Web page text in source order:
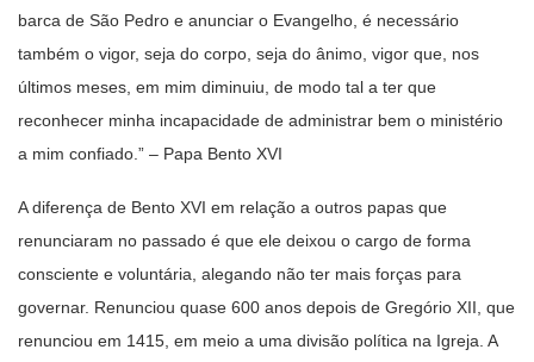
barca de São Pedro e anunciar o Evangelho, é necessário
também o vigor, seja do corpo, seja do ânimo, vigor que, nos
últimos meses, em mim diminuiu, de modo tal a ter que
reconhecer minha incapacidade de administrar bem o ministério
a mim confiado.” – Papa Bento XVI
A diferença de Bento XVI em relação a outros papas que
renunciaram no passado é que ele deixou o cargo de forma
consciente e voluntária, alegando não ter mais forças para
governar. Renunciou quase 600 anos depois de Gregório XII, que
renunciou em 1415, em meio a uma divisão política na Igreja. A